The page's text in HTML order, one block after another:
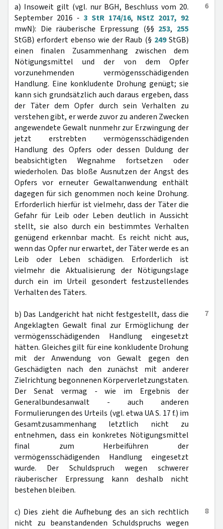
6
a) Insoweit gilt (vgl. nur BGH, Beschluss vom 20.
September 2016 - 3 StR 174/16, NStZ 2017, 92
mwN): Die räuberische Erpressung (§§ 253, 255
StGB) erfordert ebenso wie der Raub (§ 249StGB)
einen finalen Zusammenhang zwischen dem
Nötigungsmittel und der von dem Opfer
vorzunehmenden vermögensschädigenden
Handlung. Eine konkludente Drohung genügt; sie
kann sich grundsätzlich auch daraus ergeben, dass
der Täter dem Opfer durch sein Verhalten zu
verstehen gibt, er werde zuvor zu anderen Zwecken
angewendete Gewalt nunmehr zur Erzwingung der
jetzt erstrebten vermögensschädigenden
Handlung des Opfers oder dessen Duldung der
beabsichtigten Wegnahme fortsetzen oder
wiederholen. Das bloße Ausnutzen der Angst des
Opfers vor erneuter Gewaltanwendung enthält
dagegen für sich genommen noch keine Drohung.
Erforderlich hierfür ist vielmehr, dass der Täter die
Gefahr für Leib oder Leben deutlich in Aussicht
stellt, sie also durch ein bestimmtes Verhalten
genügend erkennbar macht. Es reicht nicht aus,
wenn das Opfer nur erwartet, der Täter werde es an
Leib oder Leben schädigen. Erforderlich ist
vielmehr die Aktualisierung der Nötigungslage
durch ein im Urteil gesondert festzustellendes
Verhalten des Täters.
7
b) Das Landgericht hat nicht festgestellt, dass die
Angeklagten Gewalt final zur Ermöglichung der
vermögensschädigenden Handlung eingesetzt
hätten. Gleiches gilt für eine konkludente Drohung
mit der Anwendung von Gewalt gegen den
Geschädigten nach den zunächst mit anderer
Zielrichtung begonnenen Körperverletzungstaten.
Der Senat vermag - wie im Ergebnis der
Generalbundesanwalt - auch anderen
Formulierungen des Urteils (vgl. etwa UA S. 17 f.) im
Gesamtzusammenhang letztlich nicht zu
entnehmen, dass ein konkretes Nötigungsmittel
final zum Herbeiführen der
vermögensschädigenden Handlung eingesetzt
wurde. Der Schuldspruch wegen schwerer
räuberischer Erpressung kann deshalb nicht
bestehen bleiben.
8
c) Dies zieht die Aufhebung des an sich rechtlich
nicht zu beanstandenden Schuldspruchs wegen